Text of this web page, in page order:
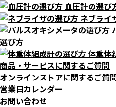
血圧計の選び
ネブライ
選び方
体重体
商品・サービスに関するご質問
オンラインストアに関するご質
営業日カレンダー
お問い合わせ